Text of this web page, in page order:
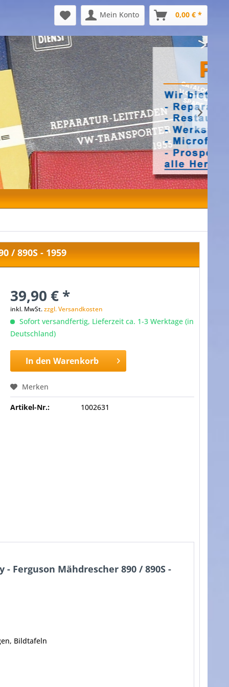
Mein Konto 0,00 € *
/ 890S - 1959
39,90 € *
inkl. MwSt.zzgl. Versandkosten
Sofort versandfertig, Lieferzeit ca. 1-3 Werktage (in
Deutschland)
In den Warenkorb
Merken
Artikel-Nr.: 1002631
Mähdrescher 890 / 890S -
Bildtafeln